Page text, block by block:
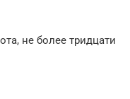
не более тридцати